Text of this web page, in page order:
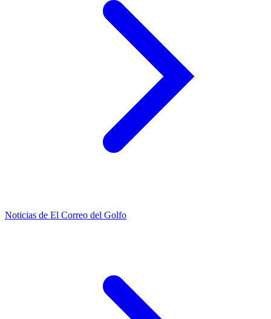
Noticias de El Correo del Golfo